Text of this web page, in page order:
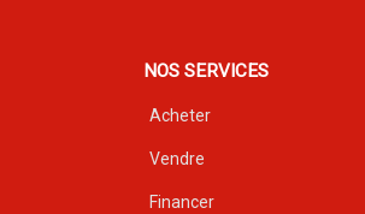
NOS SERVICES
Acheter
Vendre
Financer